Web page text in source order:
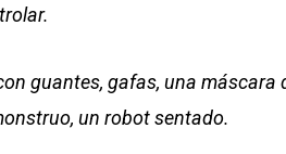
guantes, gafas, una máscara
un robot sentado.